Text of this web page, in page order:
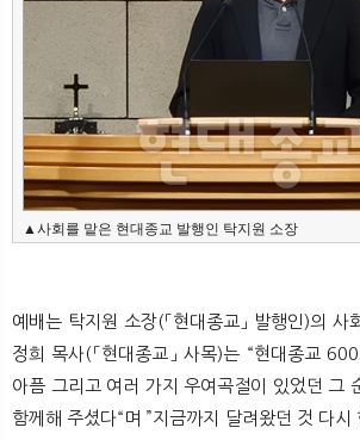
▲사회를 맡은 현대종교 발행인 탁지원 소장
예배는 탁지원 소장(「현대종교」 발행인)의
정희 목사(「현대종교」 사목)는 “현대종교
아픔 그리고 여러 가지 우여곡절이 있었던 그
함께해 주셨다“며 ”지금까지 달려왔던 것 다